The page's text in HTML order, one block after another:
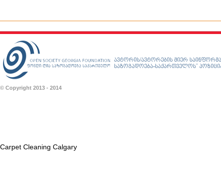
ავტორის/ავტორების მიერ
საზოგადოება-საქართველოს”
© Copyright 2013 - 2014
Carpet Cleaning Calgary